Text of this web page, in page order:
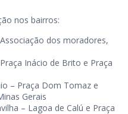
nos bairros:
dos moradores,
Inácio de Brito e Praça
– Praça Dom Tomaz e
Gerais
– Lagoa de Calú e Praça